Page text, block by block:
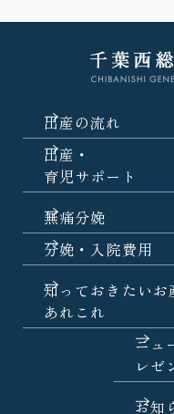
出産の流れ
出産・
育児サポート
無痛分娩
分娩・入院費用
知っておきたいお
あれこれ
ニュ
レゼ
お知